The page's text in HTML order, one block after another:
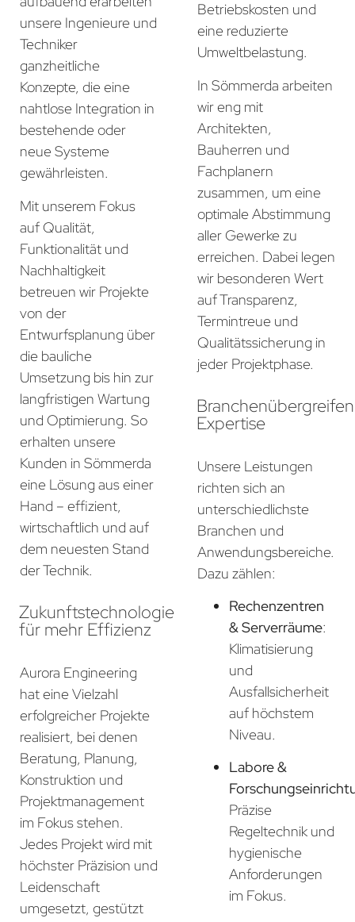
unsere Ingenieure und
Techniker
ganzheitliche
Konzepte, die eine
nahtlose Integration in
bestehende oder
neue Systeme
gewährleisten.
Mit unserem Fokus
auf Qualität,
Funktionalität und
Nachhaltigkeit
betreuen wir Projekte
von der
Entwurfsplanung über
die bauliche
Umsetzung bis hin zur
langfristigen Wartung
und Optimierung. So
erhalten unsere
Kunden in Sömmerda
eine Lösung aus einer
Hand – effizient,
wirtschaftlich und auf
dem neuesten Stand
der Technik.
Zukunftstechnologie
für mehr Effizienz
Aurora Engineering
hat eine Vielzahl
erfolgreicher Projekte
realisiert, bei denen
Beratung, Planung,
Konstruktion und
Projektmanagement
im Fokus stehen.
Jedes Projekt wird mit
höchster Präzision und
Leidenschaft
umgesetzt, gestützt
Betriebskosten und
eine reduzierte
Umweltbelastung.
In Sömmerda arbeiten
wir eng mit
Architekten,
Bauherren und
Fachplanern
zusammen, um eine
optimale Abstimmung
aller Gewerke zu
erreichen. Dabei legen
wir besonderen Wert
auf Transparenz,
Termintreue und
Qualitätssicherung in
jeder Projektphase.
Expertise
Unsere Leistungen
richten sich an
unterschiedlichste
Branchen und
Anwendungsbereiche.
Dazu zählen:
Rechenzentren
& Serverräume:
Klimatisierung
und
Ausfallsicherheit
auf höchstem
Niveau.
Labore &
Präzise
Regeltechnik und
hygienische
Anforderungen
im Fokus.